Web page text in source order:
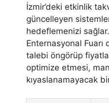
İzmir’deki etkinlik
güncelleyen
hedeflemenizi
Enternasyonal
talebi öngörüp
optimize etmesi,
kıyaslanamayacak